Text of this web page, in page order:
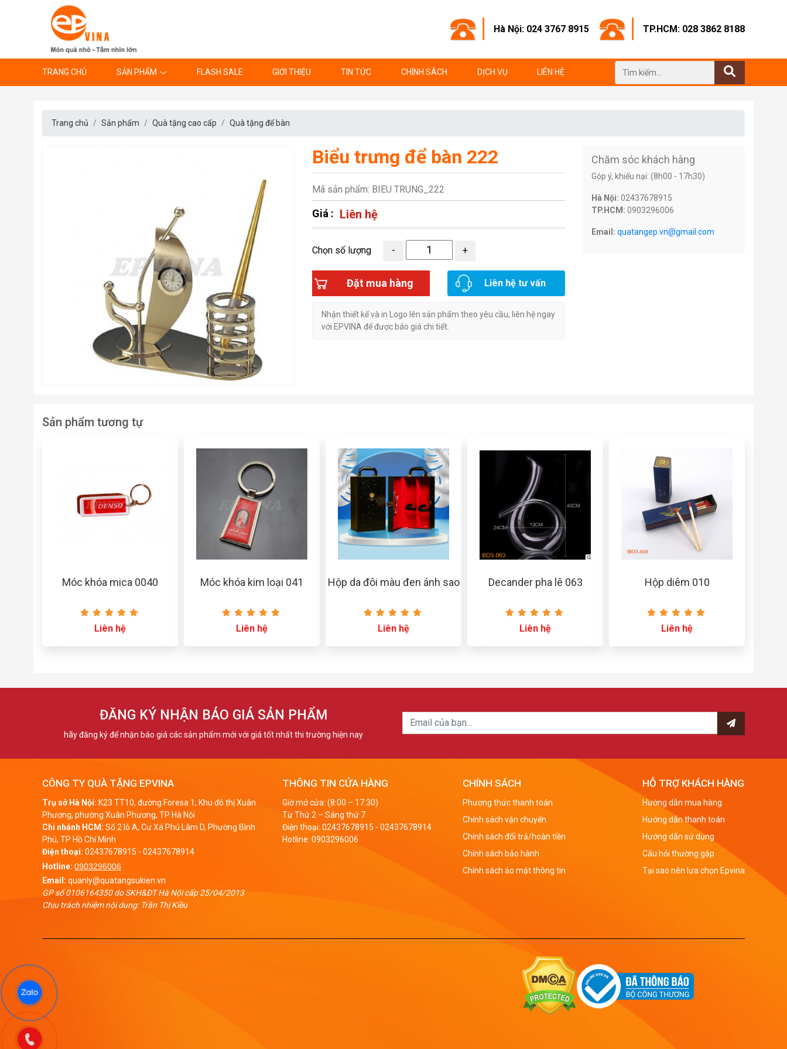
Hà Nội: 024 3767 8915 TP.HCM: 028 3862 8188
TRANG CHỦ SẢN PHẨM FLASH SALE GIỚI THIỆU TIN TỨC CHÍNH SÁCH DỊCH VỤ LIÊN HỆ
Trang chủ Sản phẩm Quà tặng cao cấp Quà tặng để bàn
Biểu trưng để bàn 222
Mã sản phẩm: BIEU TRUNG_222
Giá : Liên hệ
Chọn số lượng
Đặt mua hàng Liên hệ tư vấn
Nhận thiết kế và in Logo lên sản phẩm theo yêu cầu, liên hệ ngay
với EPVINA để được báo giá chi tiết.
Chăm sóc khách hàng
Góp ý, khiếu nại: (8h00 - 17h30)
Hà Nội: 02437678915
TP.HCM: 0903296006
Email: quatangep.vn@gmail.com
Sản phẩm tương tự
Móc khóa mica 0040
Liên hệ
Móc khóa kim loại 041
Liên hệ
Hộp da đôi màu đen ánh sao
Liên hệ
Decander pha lê 063
Liên hệ
Hộp diêm 010
Liên hệ
ĐĂNG KÝ NHẬN BÁO GIÁ SẢN PHẨM
hãy đăng ký để nhận báo giá các sản phẩm mới với giá tốt nhất thi trường hiện nay
CÔNG TY QUÀ TẶNG EPVINA
Trụ sở Hà Nội: K23 TT10, đường Foresa 1, Khu đô thị Xuân
Phương, phường Xuân Phương, TP Hà Nội
Chi nhánh HCM: Số 2 lô A, Cư Xá Phú Lâm D, Phường Bình
Phú, TP Hồ Chí Minh
Điện thoại: 02437678915 - 02437678914
Hotline: 0903296006
Email: quanly@quatangsukien.vn
GP số 0106164350 do SKH&ĐT Hà Nội cấp 25/04/2013
Chịu trách nhiệm nội dung: Trần Thị Kiều
THÔNG TIN CỬA HÀNG
Giờ mở cửa: (8:00 – 17:30)
Từ Thứ 2 – Sáng thứ 7
Điện thoại: 02437678915 - 02437678914
Hotline: 0903296006
CHÍNH SÁCH
Phương thức thanh toán
Chính sách vận chuyển
Chính sách đổi trả/hoàn tiền
Chính sách bảo hành
Chính sách ảo mật thông tin
HỖ TRỢ KHÁCH HÀNG
Hướng dẫn mua hàng
Hướng dẫn thanh toán
Hướng dẫn sử dụng
Câu hỏi thường gặp
Tại sao nên lựa chọn Epvina